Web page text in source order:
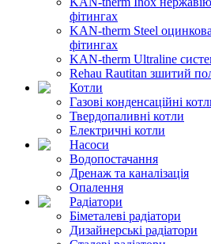
фітингах
KAN-therm Steel
фітингах
KAN-therm Ultraline
Rehau Rautitan зшитий
Котли
Газові конденсаційні
Твердопаливні котли
Електричні котли
Насоси
Водопостачання
Дренаж та каналізація
Опалення
Радіатори
Біметалеві радіатори
Дизайнерські радіатори